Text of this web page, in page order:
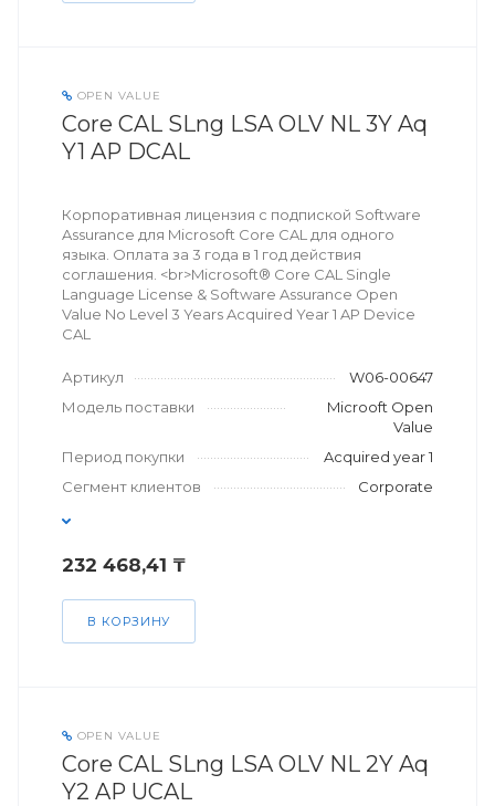
OPEN VALUE
Core CAL SLng LSA OLV NL 3Y Aq
Y1 AP DCAL
Корпоративная лицензия с подпиской Software
Assurance для Microsoft Core CAL для одного
языка. Оплата за 3 года в 1 год действия
соглашения. <br>Microsoft® Core CAL Single
Language License & Software Assurance Open
Value No Level 3 Years Acquired Year 1 AP Device
CAL
Артикул
W06-00647
Модель поставки
Microoft Open
Value
Период покупки
Acquired year 1
Сегмент клиентов
Corporate
232 468,41 ₸
В КОРЗИНУ
OPEN VALUE
Core CAL SLng LSA OLV NL 2Y Aq
Y2 AP UCAL